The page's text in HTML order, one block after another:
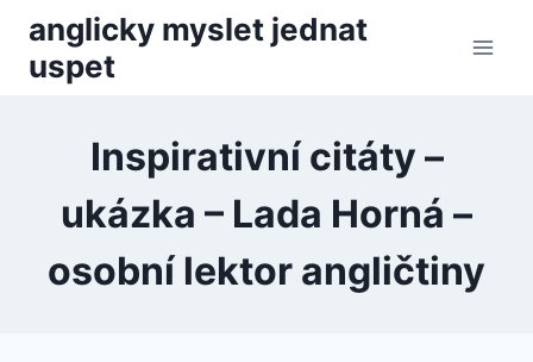
Přeskočit
obsah
anglicky myslet jednat
uspet
Inspirativní citáty –
ukázka – Lada Horná –
osobní lektor angličtiny